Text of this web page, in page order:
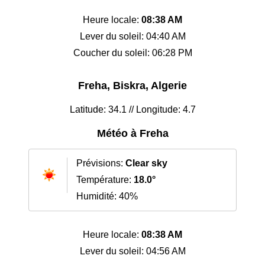
Heure locale: 08:38 AM
Lever du soleil: 04:40 AM
Coucher du soleil: 06:28 PM
Freha, Biskra, Algerie
Latitude: 34.1 // Longitude: 4.7
Météo à Freha
Prévisions: Clear sky
Température: 18.0°
Humidité: 40%
Heure locale: 08:38 AM
Lever du soleil: 04:56 AM